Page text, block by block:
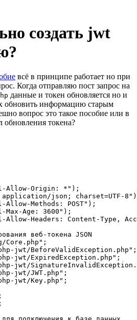
создать jwt
всё в принципе работает но при
Когда отправляю пост запрос на
данные и токен обновляется но и
обновить информацию старым
вопрос это такое пособие или в
обновления токена?
Allow-Origin: *");
application/json; charset=UTF-
Allow-Methods: POST");
Max-Age: 3600");
Allow-Headers: Content-Type,
веб-токена JSON
Core.php";
jwt/BeforeValidException.php";
jwt/ExpiredException.php";
jwt/
jwt/JWT.php";
jwt/Key.php";